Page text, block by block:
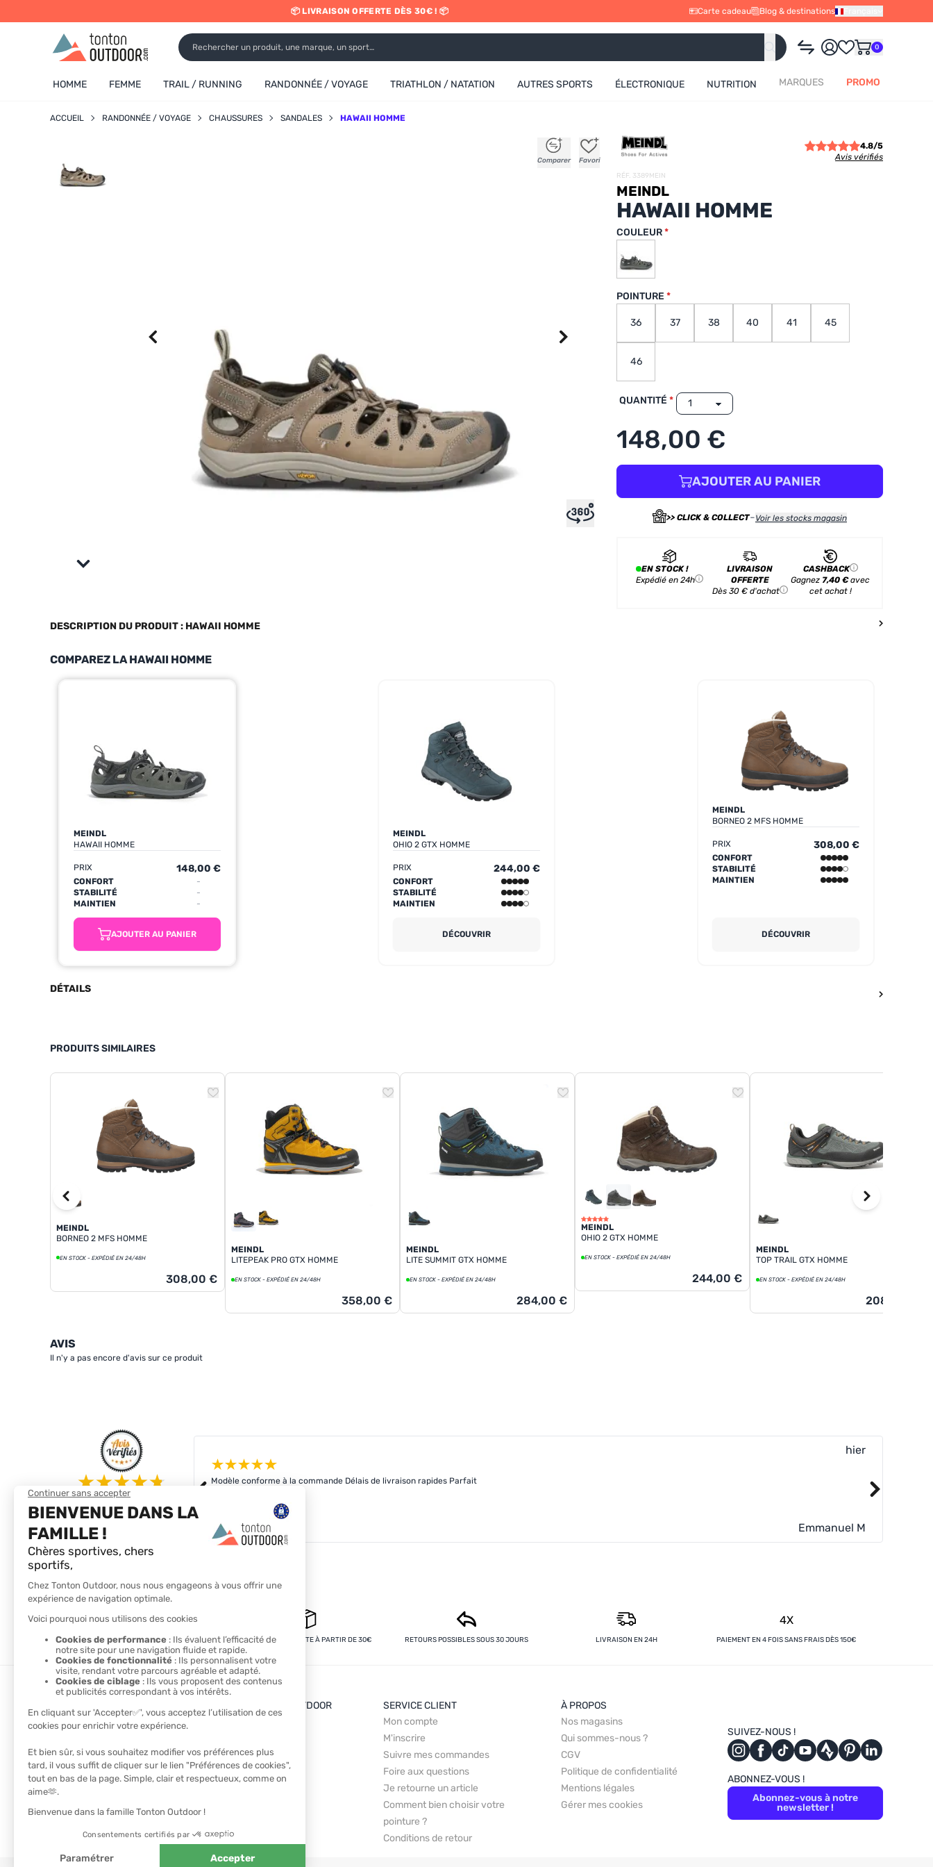
content
📦 LIVRAISON OFFERTE DÈS 30€ ! 📦
✨ RETRAIT EN MAGASIN GRATUIT
Carte cadeau Blog & destinations
0
HOMME FEMME TRAIL / RUNNING RANDONNÉE / VOYAGE TRIATHLON / NATATION AUTRES SPORTS ÉLECTRONIQUE NUTRITION MARQUES PROMO
ACCUEIL RANDONNÉE / VOYAGE CHAUSSURES SANDALES HAWAII HOMME
+
+
Comparer
+
+
Favori
4.8/5
Avis vérifiés
RÉF. 3389MEIN
MEINDL
HAWAII HOMME
COULEUR
POINTURE
36 37 38 40 41 45
46
QUANTITÉ
148,00 €
AJOUTER AU PANIER
>> CLICK & COLLECT-Voir les stocks magasin
EN STOCK !
Expédié en 24h
LIVRAISON
OFFERTE
Dès 30 € d'achat
CASHBACK
Gagnez 7,40 €avec
cet achat !
DESCRIPTION DU PRODUIT : HAWAII HOMME
COMPAREZ LA HAWAII HOMME
MEINDL
HAWAII HOMME
PRIX 148,00 €
CONFORT
-
STABILITÉ
-
MAINTIEN
-
AJOUTER AU PANIER
MEINDL
OHIO 2 GTX HOMME
PRIX 244,00 €
CONFORT
STABILITÉ
MAINTIEN
DÉCOUVRIR
MEINDL
BORNEO 2 MFS HOMME
PRIX 308,00 €
CONFORT
STABILITÉ
MAINTIEN
DÉCOUVRIR
DÉTAILS
PRODUITS SIMILAIRES
MEINDL
BORNEO 2 MFS HOMME
EN STOCK - EXPÉDIÉ EN 24/48H
308,00 €
MEINDL
LITEPEAK PRO GTX HOMME
EN STOCK - EXPÉDIÉ EN 24/48H
358,00 €
MEINDL
LITE SUMMIT GTX HOMME
EN STOCK - EXPÉDIÉ EN 24/48H
284,00 €
MEINDL
OHIO 2 GTX HOMME
EN STOCK - EXPÉDIÉ EN 24/48H
244,00 €
MEINDL
TOP TRAIL GTX HOMME
EN STOCK - EXPÉDIÉ EN 24/48H
208,00 €
AVIS
Il n'y a pas encore d'avis sur ce produit
4.8/5
Basé sur4 333 avis des 12 derniers mois
Voir tous les avis
hier
Modèle conforme à la commande Délais de livraison rapides Parfait
Emmanuel M
PAIEMENT SÉCURISÉ LIVRAISON GRATUITE À PARTIR DE 30€ RETOURS POSSIBLES SOUS 30 JOURS LIVRAISON EN 24H
4X
PAIEMENT EN 4 FOIS SANS FRAIS DÈS 150€
TROUVER UN MAGASIN
CONTACTEZ-NOUS
LES + DE TONTON OUTDOOR
Les codes promos
SERVICE CLIENT
Mon compte
M'inscrire
Suivre mes commandes
Foire aux questions
Je retourne un article
Comment bien choisir votre
pointure ?
Conditions de retour
À PROPOS
Nos magasins
Qui sommes-nous ?
CGV
Politique de confidentialité
Mentions légales
Gérer mes cookies
SUIVEZ-NOUS !
ABONNEZ-VOUS !
Abonnez-vous à notre
newsletter !